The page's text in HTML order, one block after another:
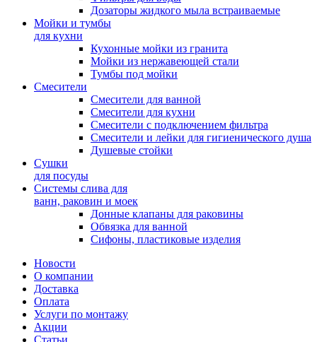
Дозаторы жидкого мыла встраиваемые
Мойки и тумбы
для кухни
Кухонные мойки из гранита
Мойки из нержавеющей стали
Тумбы под мойки
Смесители
Смесители для ванной
Смесители для кухни
Смесители с подключением фильтра
Cмесители и лейки для гигиенического душа
Душевые стойки
Сушки
для посуды
Системы слива для
ванн, раковин и моек
Донные клапаны для раковины
Обвязка для ванной
Сифоны, пластиковые изделия
Новости
О компании
Доставка
Оплата
Услуги по монтажу
Акции
Статьи